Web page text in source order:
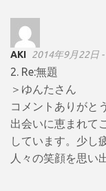
AKI 2014年9月22日 -
2. Re:無題
＞ゆんたさん
コメントありがと
出会いに恵まれて
しています。少し
人々の笑顔を思い